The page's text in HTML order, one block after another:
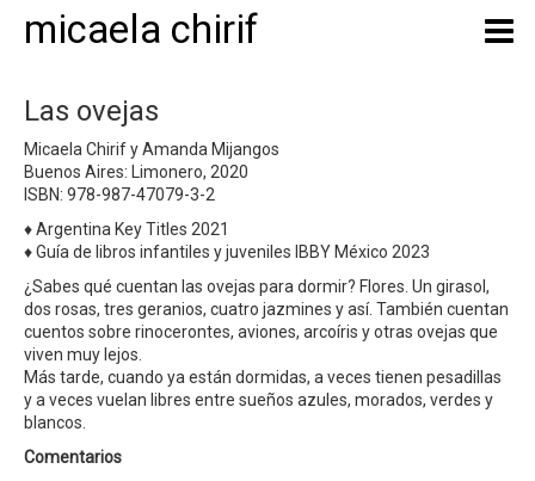
micaela chirif
Las ovejas
Micaela Chirif y Amanda Mijangos
Buenos Aires: Limonero, 2020
ISBN: 978-987-47079-3-2
♦ Argentina Key Titles 2021
♦ Guía de libros infantiles y juveniles IBBY México 2023
¿Sabes qué cuentan las ovejas para dormir? Flores. Un girasol,
dos rosas, tres geranios, cuatro jazmines y así. También cuentan
cuentos sobre rinocerontes, aviones, arcoíris y otras ovejas que
viven muy lejos.
Más tarde, cuando ya están dormidas, a veces tienen pesadillas
y a veces vuelan libres entre sueños azules, morados, verdes y
blancos.
Comentarios